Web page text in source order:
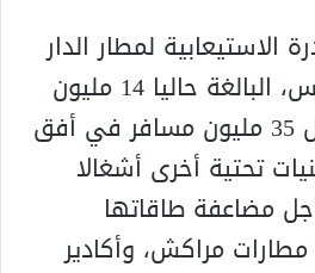
الاستيعابية لمطار الدار
البيضاء، محمد الخامس، البالغة حاليا 14 مليون
مسافر، إلى ما يعادل 35 مليون مسافر في أفق
تحتية أخرى أشغالا
مضاعفة طاقاتها
مطارات مراكش، وأكادير